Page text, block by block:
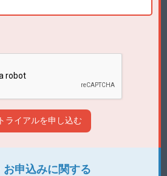
お申込みに関する